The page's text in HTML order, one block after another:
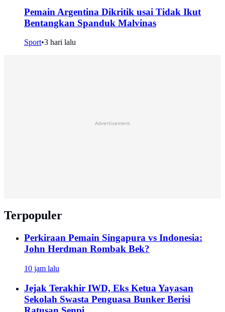
Pemain Argentina Dikritik usai Tidak Ikut
Bentangkan Spanduk Malvinas
Sport•3 hari lalu
Advertisement
Terpopuler
Perkiraan Pemain Singapura vs Indonesia:
John Herdman Rombak Bek?
10 jam lalu
Jejak Terakhir IWD, Eks Ketua Yayasan
Sekolah Swasta Penguasa Bunker Berisi